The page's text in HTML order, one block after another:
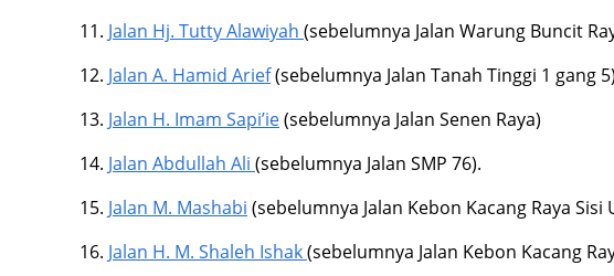
11. Jalan Hj. Tutty Alawiyah (sebelumnya Jalan Warung Buncit
12. Jalan A. Hamid Arief(sebelumnya Jalan Tanah Tinggi 1 gang
13. Jalan H. Imam Sapi’ie(sebelumnya Jalan Senen Raya)
14. Jalan Abdullah Ali (sebelumnya Jalan SMP 76).
15. Jalan M. Mashabi (sebelumnya Jalan Kebon Kacang Raya Sisi
16. Jalan H. M. Shaleh Ishak(sebelumnya Jalan Kebon Kacang